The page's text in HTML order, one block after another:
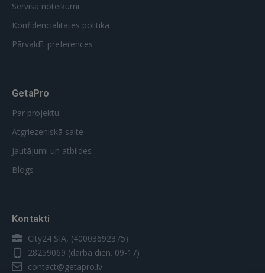
Servisa noteikumi
Konfidencialitātes politika
Pārvaldīt preferences
GetaPro
Par projektu
Atgriezeniskā saite
Jautājumi un atbildes
Blogs
Kontakti
City24 SIA, (40003692375)
28259069 (darba dien. 09-17)
contact@getapro.lv